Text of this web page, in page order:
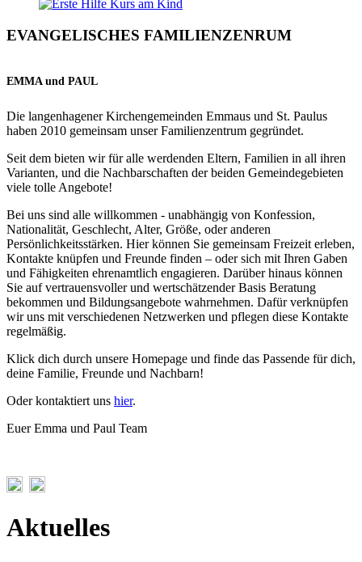
EVANGELISCHES FAMILIENZENRUM
EMMA und PAUL
Die langenhagener Kirchengemeinden Emmaus und St. Paulus
haben 2010 gemeinsam unser Familienzentrum gegründet.
Seit dem bieten wir für alle werdenden Eltern, Familien in all ihren
Varianten, und die Nachbarschaften der beiden Gemeindegebieten
viele tolle Angebote!
Bei uns sind alle willkommen - unabhängig von Konfession,
Nationalität, Geschlecht, Alter, Größe, oder anderen
Persönlichkeitsstärken. Hier können Sie gemeinsam Freizeit erleben,
Kontakte knüpfen und Freunde finden – oder sich mit Ihren Gaben
und Fähigkeiten ehrenamtlich engagieren. Darüber hinaus können
Sie auf vertrauensvoller und wertschätzender Basis Beratung
bekommen und Bildungsangebote wahrnehmen. Dafür verknüpfen
wir uns mit verschiedenen Netzwerken und pflegen diese Kontakte
regelmäßig.
Klick dich durch unsere Homepage und finde das Passende für dich,
deine Familie, Freunde und Nachbarn!
Oder kontaktiert uns hier.
Euer Emma und Paul Team
Aktuelles